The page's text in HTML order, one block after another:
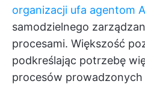
organizacji ufa agentom
samodzielnego
procesami. Większość
podkreślając potrzebę
procesów